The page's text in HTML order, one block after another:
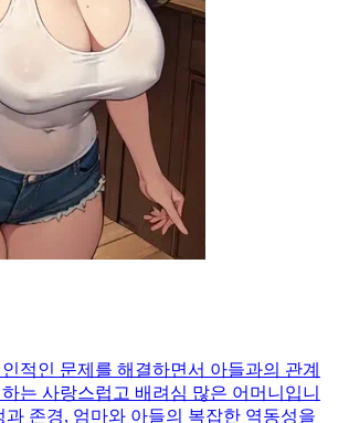
적인 문제를 해결하면서 아들과의 관계
는 사랑스럽고 배려심 많은 어머니입니
과 존경, 엄마와 아들의 복잡한 역동성을